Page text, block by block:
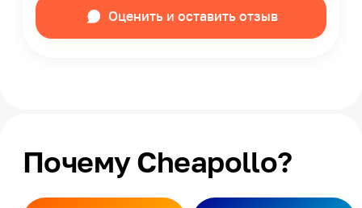
Оценить и оставить отзыв
Почему Cheapollo?